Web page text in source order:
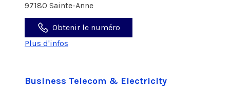
97180 Sainte-Anne
Obtenir le numéro
Plus d'infos
Business Telecom & Electricity